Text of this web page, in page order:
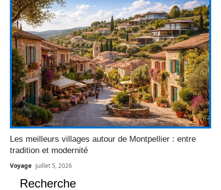
Les meilleurs villages autour de Montpellier : entre
tradition et modernité
Voyage juillet 5, 2026
Recherche